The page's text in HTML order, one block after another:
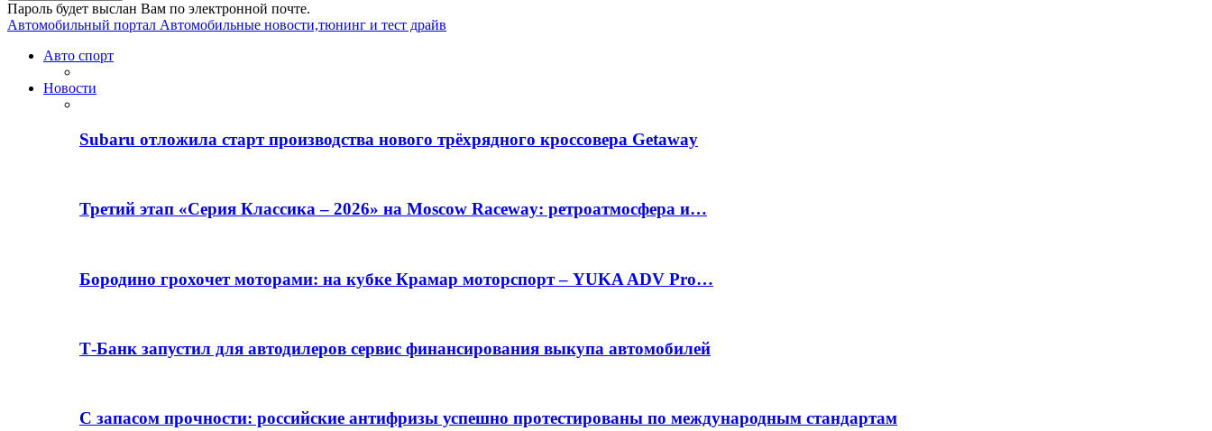
Пароль будет выслан Вам по электронной почте.
Автомобильный портал Автомобильные новости,тюнинг и тест драйв
Авто спорт
Новости
Subaru отложила старт производства нового трёхрядного кроссовера Getaway
Третий этап «Серия Классика – 2026» на Moscow Raceway: ретроатмосфера и…
Бородино грохочет моторами: на кубке Крамар моторспорт – YUKA ADV Pro…
Т-Банк запустил для автодилеров сервис финансирования выкупа автомобилей
С запасом прочности: российские антифризы успешно протестированы по международным стандартам